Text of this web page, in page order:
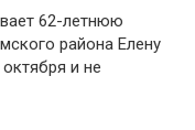
62-летнюю
района Елену
и не